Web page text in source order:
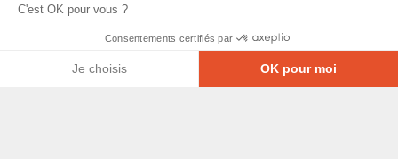
C'est OK pour vous ?
Consentements certifiés par
Je choisis OK pour moi